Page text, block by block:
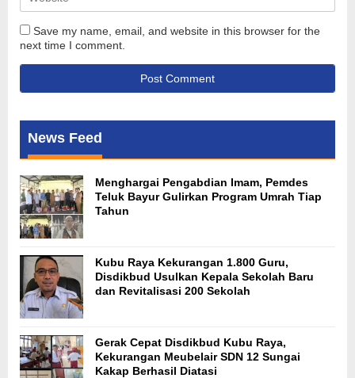
Save my name, email, and website in this browser for the
next time I comment.
News Feed
Menghargai Pengabdian Imam, Pemdes
Teluk Bayur Gulirkan Program Umrah Tiap
Tahun
Kubu Raya Kekurangan 1.800 Guru,
Disdikbud Usulkan Kepala Sekolah Baru
dan Revitalisasi 200 Sekolah
Gerak Cepat Disdikbud Kubu Raya,
Kekurangan Meubelair SDN 12 Sungai
Kakap Berhasil Diatasi